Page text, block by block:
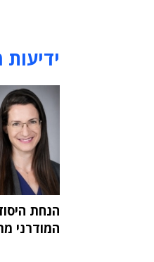
ידיעות
הנחת
המודרני